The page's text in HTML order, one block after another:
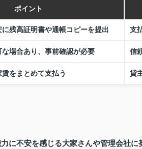
ポイント
残高証明書や通帳コピーを提出 支
場合あり、事前確認が必要 信
をまとめて支払う 貸
に不安を感じる大家さんや管理会社